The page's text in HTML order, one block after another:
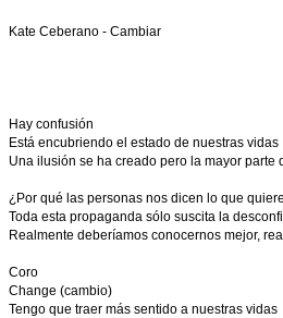
Kate Ceberano - Cambiar
Hay confusión
Está encubriendo el estado de nuestras vidas
Una ilusión se ha creado pero la mayor parte
¿Por qué las personas nos dicen lo que
Toda esta propaganda sólo suscita la
Realmente deberíamos conocernos mejor,
Coro
Change (cambio)
Tengo que traer más sentido a nuestras vidas